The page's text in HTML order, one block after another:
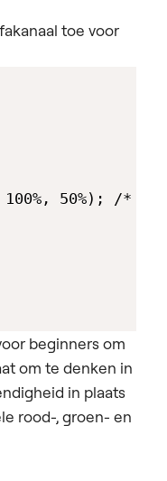
toe voor
50%); /* A
beginners om
om te denken in
in plaats
rood-, groen- en